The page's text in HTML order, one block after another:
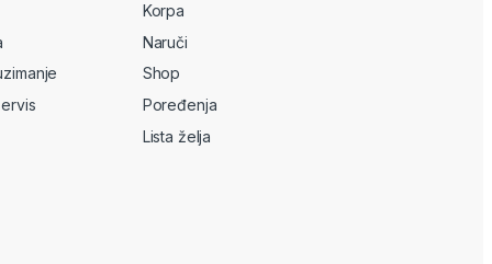
Korpa
Naruči
Shop
Poređenja
Lista želja